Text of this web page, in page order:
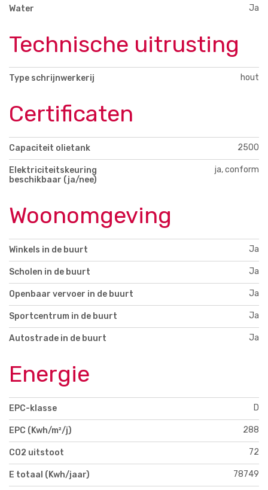
Water Ja
Technische uitrusting
Type schrijnwerkerij hout
Certificaten
Capaciteit olietank 2500
Elektriciteitskeuring
beschikbaar (ja/nee)
ja, conform
Woonomgeving
Winkels in de buurt Ja
Scholen in de buurt Ja
Openbaar vervoer in de buurt Ja
Sportcentrum in de buurt Ja
Autostrade in de buurt Ja
Energie
EPC-klasse D
EPC (Kwh/m²/j) 288
CO2 uitstoot 72
E totaal (Kwh/jaar) 78749